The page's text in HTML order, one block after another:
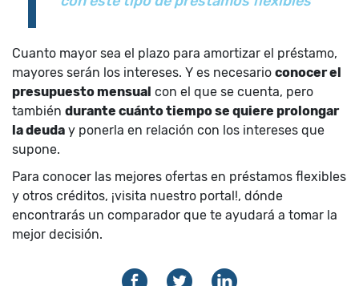
Cuanto mayor sea el plazo para amortizar el préstamo,
mayores serán los intereses. Y es necesario conocer el
presupuesto mensual con el que se cuenta, pero
también durante cuánto tiempo se quiere prolongar
la deuda y ponerla en relación con los intereses que
supone.
Para conocer las mejores ofertas en préstamos flexibles
y otros créditos, ¡visita nuestro portal!, dónde
encontrarás un comparador que te ayudará a tomar la
mejor decisión.